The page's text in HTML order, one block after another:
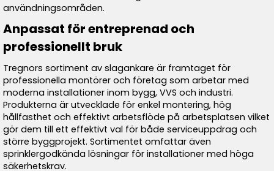
användningsområden.
Anpassat för entreprenad och
professionellt bruk
Tregnors sortiment av slagankare är framtaget för
professionella montörer och företag som arbetar med
moderna installationer inom bygg, VVS och industri.
Produkterna är utvecklade för enkel montering, hög
hållfasthet och effektivt arbetsflöde på arbetsplatsen vilket
gör dem till ett effektivt val för både serviceuppdrag och
större byggprojekt. Sortimentet omfattar även
sprinklergodkända lösningar för installationer med höga
säkerhetskrav.